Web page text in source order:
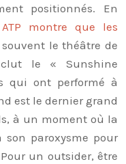
positionnés. En
montre que les
le théâtre de
le « Sunshine
qui ont performé à
est le dernier grand
à un moment où la
paroxysme pour
un outsider, être